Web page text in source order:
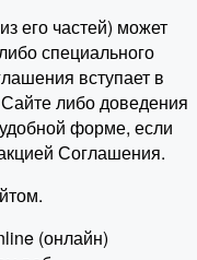
его частей) может
специального
вступает в
либо доведения
форме, если
Соглашения.
(онлайн)